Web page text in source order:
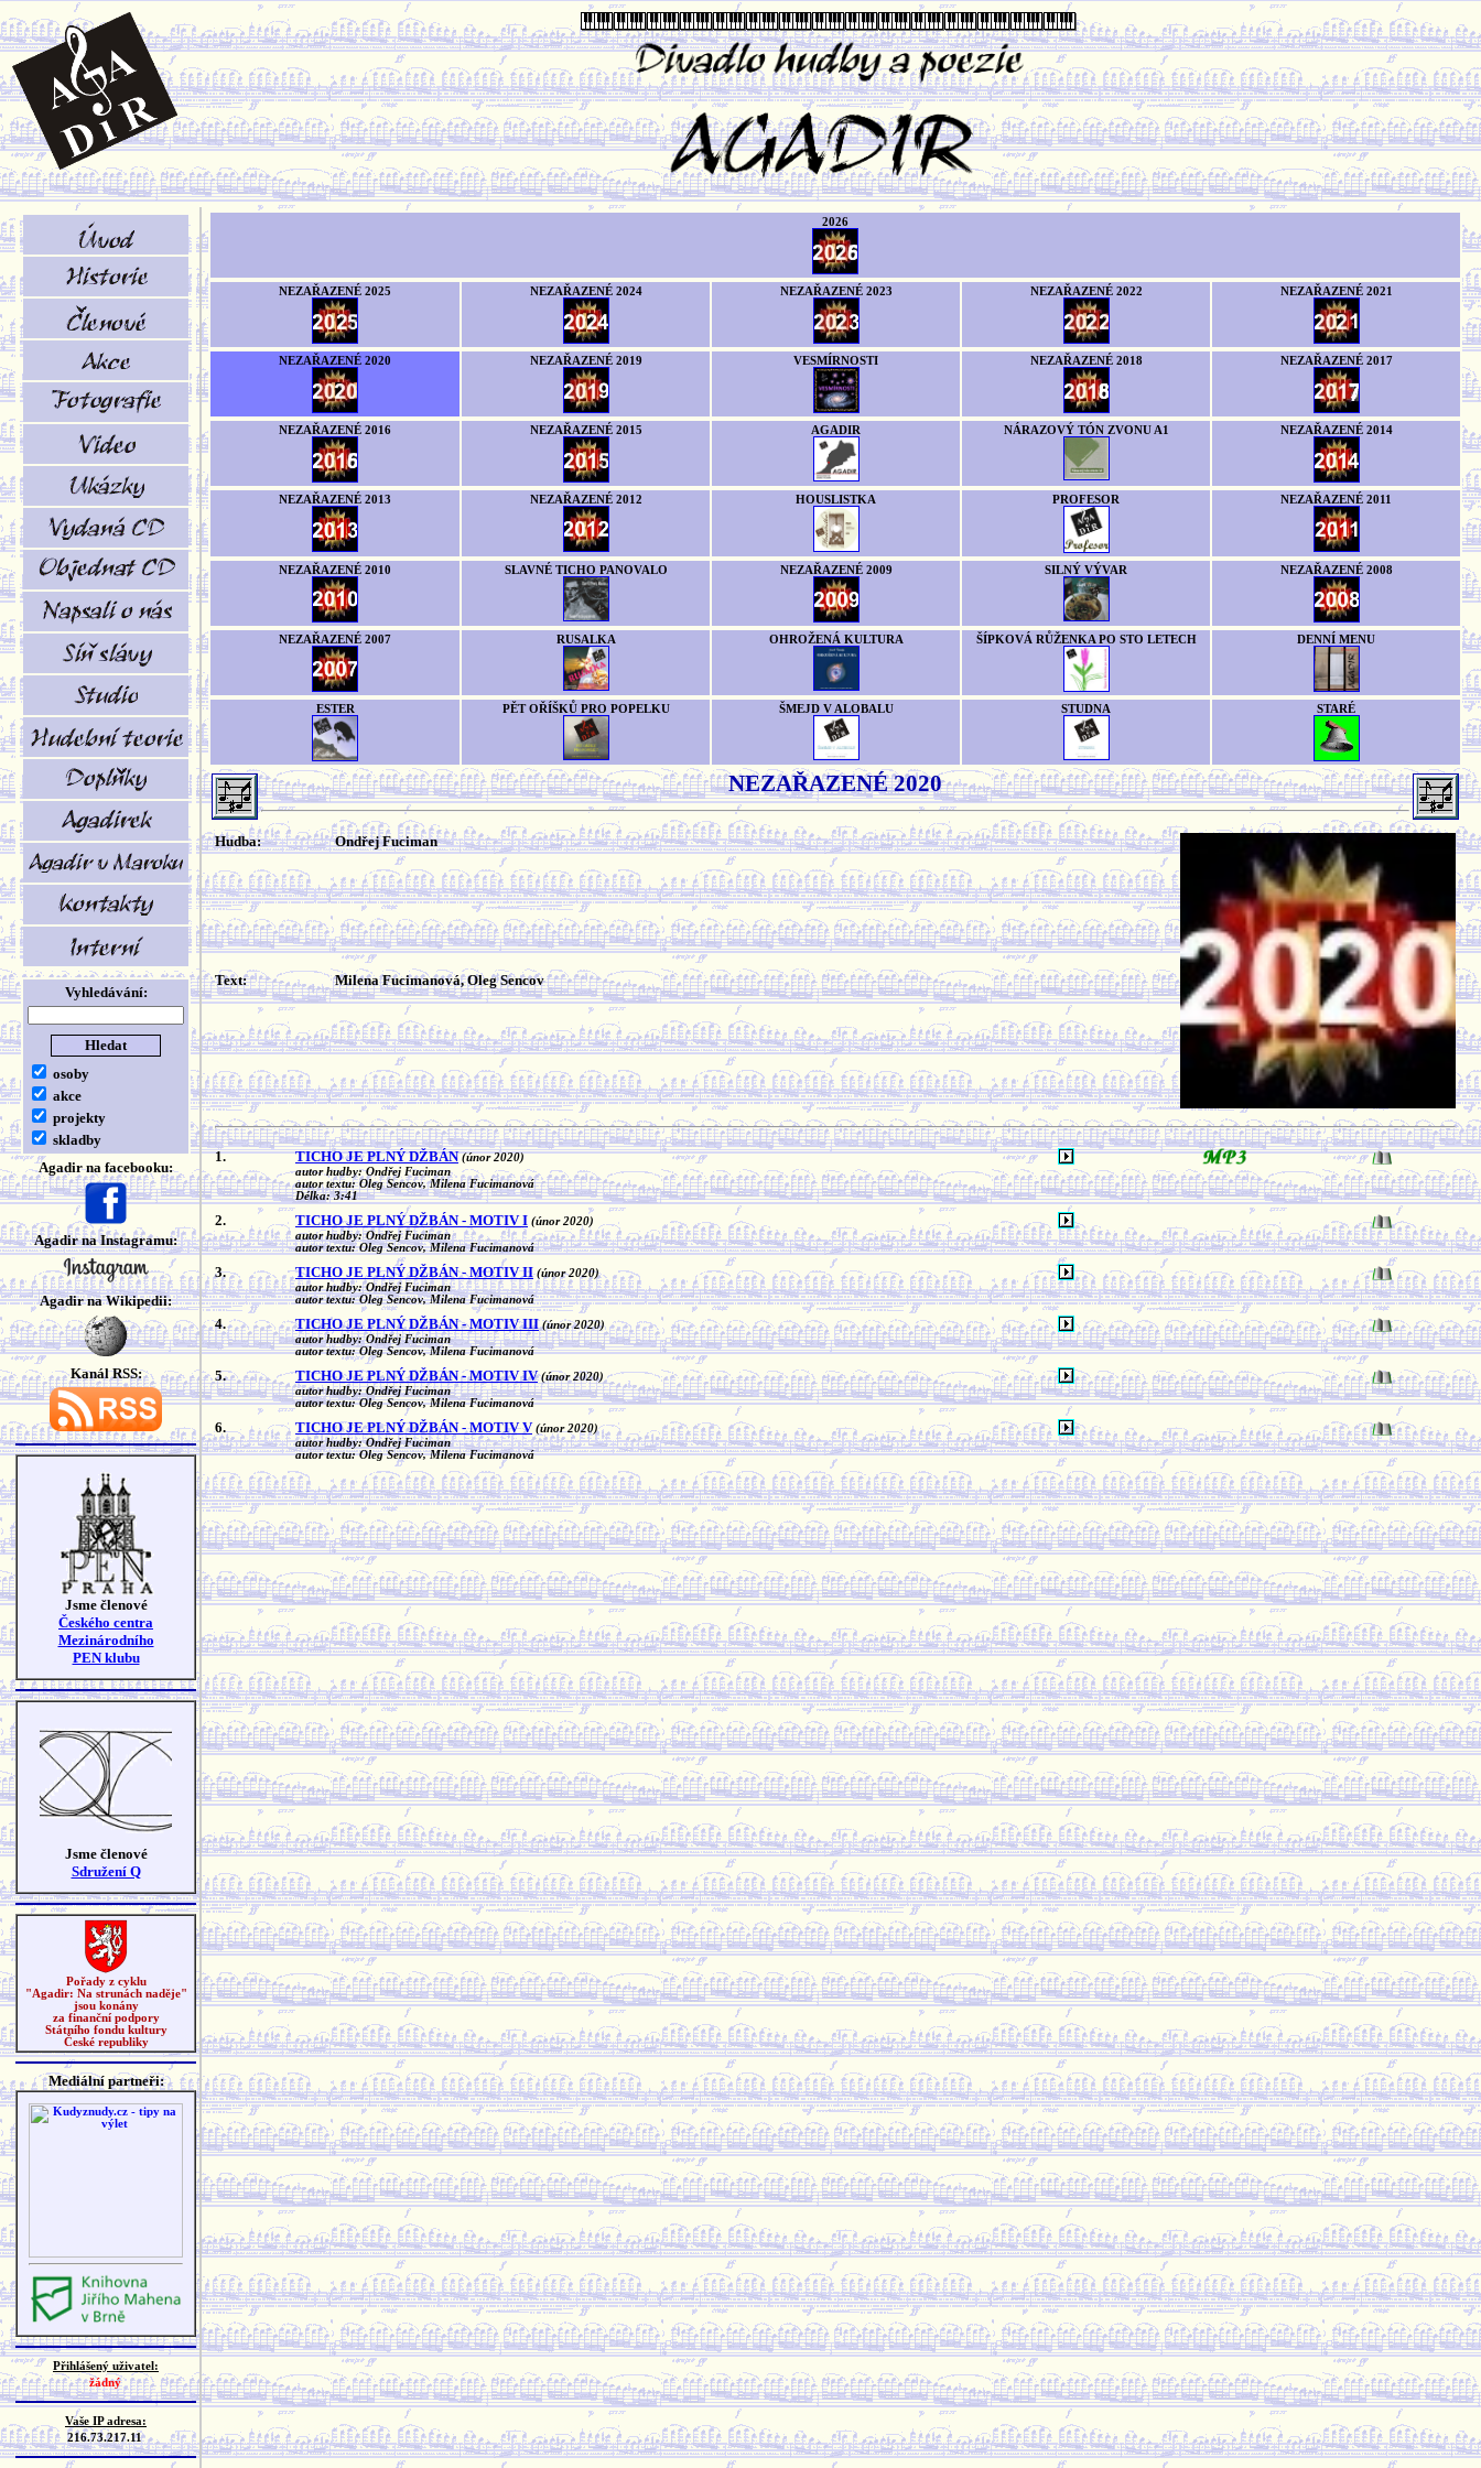
Vyhledávání:
osoby
akce
projekty
skladby
Agadir na facebooku:
Agadir na Instagramu:
Agadir na Wikipedii:
Kanál RSS:
Jsme členové
Českého centra
Mezinárodního
PEN klubu
Jsme členové
Sdružení Q
Pořady z cyklu
"Agadir: Na strunách naděje"
jsou konány
za finanční podpory
Státního fondu kultury
České republiky
Mediální partneři:
Přihlášený uživatel:
žádný
Vaše IP adresa:
216.73.217.11
2026
NEZAŘAZENÉ 2025 NEZAŘAZENÉ 2024 NEZAŘAZENÉ 2023 NEZAŘAZENÉ 2022 NEZAŘAZENÉ 2021
NEZAŘAZENÉ 2020 NEZAŘAZENÉ 2019 VESMÍRNOSTI NEZAŘAZENÉ 2018 NEZAŘAZENÉ 2017
NEZAŘAZENÉ 2016 NEZAŘAZENÉ 2015 AGADIR NÁRAZOVÝ TÓN ZVONU A1 NEZAŘAZENÉ 2014
NEZAŘAZENÉ 2013 NEZAŘAZENÉ 2012 HOUSLISTKA PROFESOR NEZAŘAZENÉ 2011
NEZAŘAZENÉ 2010 SLAVNÉ TICHO PANOVALO NEZAŘAZENÉ 2009 SILNÝ VÝVAR NEZAŘAZENÉ 2008
NEZAŘAZENÉ 2007 RUSALKA OHROŽENÁ KULTURA ŠÍPKOVÁ RŮŽENKA PO STO LETECH DENNÍ MENU
ESTER PĚT OŘÍŠKŮ PRO POPELKU ŠMEJD V ALOBALU STUDNA STARÉ
NEZAŘAZENÉ 2020
Hudba: Ondřej Fuciman
Text: Milena Fucimanová, Oleg Sencov
1. TICHO JE PLNÝ DŽBÁN (únor 2020)
autor hudby: Ondřej Fuciman
autor textu: Oleg Sencov, Milena Fucimanová
Délka: 3:41
2. TICHO JE PLNÝ DŽBÁN - MOTIV I (únor 2020)
autor hudby: Ondřej Fuciman
autor textu: Oleg Sencov, Milena Fucimanová
3. TICHO JE PLNÝ DŽBÁN - MOTIV II (únor 2020)
autor hudby: Ondřej Fuciman
autor textu: Oleg Sencov, Milena Fucimanová
4. TICHO JE PLNÝ DŽBÁN - MOTIV III (únor 2020)
autor hudby: Ondřej Fuciman
autor textu: Oleg Sencov, Milena Fucimanová
5. TICHO JE PLNÝ DŽBÁN - MOTIV IV (únor 2020)
autor hudby: Ondřej Fuciman
autor textu: Oleg Sencov, Milena Fucimanová
6. TICHO JE PLNÝ DŽBÁN - MOTIV V (únor 2020)
autor hudby: Ondřej Fuciman
autor textu: Oleg Sencov, Milena Fucimanová